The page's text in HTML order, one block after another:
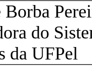
Borba
do
da UFPel